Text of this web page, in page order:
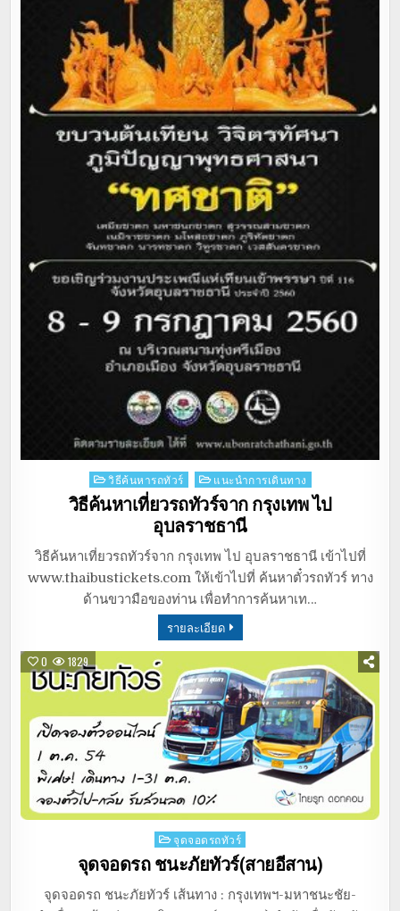
Posted
in
วิธีค้นหารถทัวร์ แนะนำการเดินทาง
วิธีค้นหาเที่ยวรถทัวร์จาก กรุงเทพ ไป
อุบลราชธานี
วิธีค้นหาเที่ยวรถทัวร์จาก กรุงเทพ ไป อุบลราชธานี เข้าไปที่
www.thaibustickets.com ให้เข้าไปที่ ค้นหาตั๋วรถทัวร์ ทาง
ด้านขวามือของท่าน เพื่อทำการค้นหาเท…
รายละเอียด
0 1829
Posted
in
จุดจอดรถทัวร์
จุดจอดรถ ชนะภัยทัวร์(สายอีสาน)
จุดจอดรถ ชนะภัยทัวร์ เส้นทาง : กรุงเทพฯ-มหาชนะชัย-